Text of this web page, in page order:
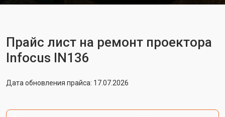
Прайс лист на ремонт проектора
Infocus IN136
Дата обновления прайса: 17.07.2026